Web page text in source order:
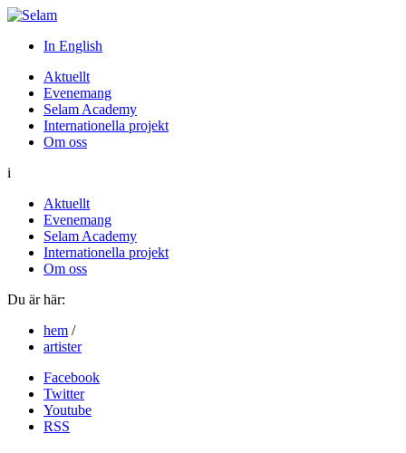
In English
Aktuellt
Evenemang
Selam Academy
Internationella projekt
Om oss
i
Aktuellt
Evenemang
Selam Academy
Internationella projekt
Om oss
Du är här:
hem /
artister
Facebook
Twitter
Youtube
RSS